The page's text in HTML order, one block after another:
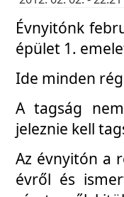
Évnyitónk
épület 1.
Ide minden
A tagság
jeleznie kell
Az évnyitón a
évről és